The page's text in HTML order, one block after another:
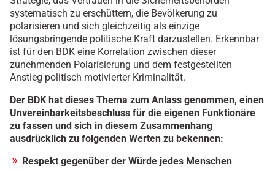
systematisch zu erschüttern, die Bevölkerung zu
polarisieren und sich gleichzeitig als einzige
lösungsbringende politische Kraft darzustellen. Erkennbar
ist für den BDK eine Korrelation zwischen dieser
zunehmenden Polarisierung und dem festgestellten
Anstieg politisch motivierter Kriminalität.
Der BDK hat dieses Thema zum Anlass genommen, einen
Unvereinbarkeitsbeschluss für die eigenen Funktionäre
zu fassen und sich in diesem Zusammenhang
ausdrücklich zu folgenden Werten zu bekennen:
Respekt gegenüber der Würde jedes Menschen